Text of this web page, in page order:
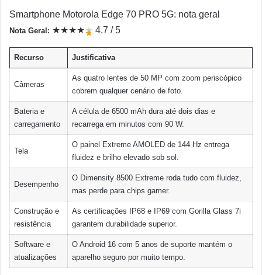
Smartphone Motorola Edge 70 PRO 5G: nota geral
Nota Geral: ★★★★★
★ 4.7 / 5
Recurso Justificativa
Câmeras
As quatro lentes de 50 MP com zoom periscópico
cobrem qualquer cenário de foto.
Bateria e
carregamento
A célula de 6500 mAh dura até dois dias e
recarrega em minutos com 90 W.
Tela
O painel Extreme AMOLED de 144 Hz entrega
fluidez e brilho elevado sob sol.
Desempenho
O Dimensity 8500 Extreme roda tudo com fluidez,
mas perde para chips gamer.
Construção e
resistência
As certificações IP68 e IP69 com Gorilla Glass 7i
garantem durabilidade superior.
Software e
atualizações
O Android 16 com 5 anos de suporte mantém o
aparelho seguro por muito tempo.